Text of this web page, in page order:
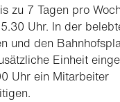
zu 7 Tagen pro
Uhr. In der
und den
Einheit
Uhr ein Mitarbeiter